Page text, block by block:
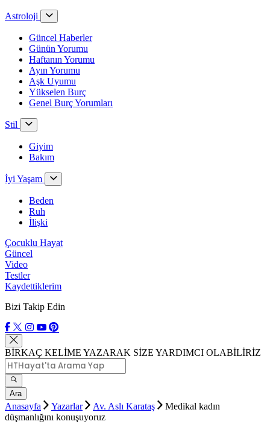
Astroloji
Güncel Haberler
Günün Yorumu
Haftanın Yorumu
Ayın Yorumu
Aşk Uyumu
Yükselen Burç
Genel Burç Yorumları
Stil
Giyim
Bakım
İyi Yaşam
Beden
Ruh
İlişki
Çocuklu Hayat
Güncel
Video
Testler
Kaydettiklerim
Bizi Takip Edin
BİRKAÇ KELİME YAZARAK SİZE YARDIMCI OLABİLİRİZ
Ara
Anasayfa Yazarlar Av. Aslı Karataş
Medikal kadın
düşmanlığını konuşuyoruz